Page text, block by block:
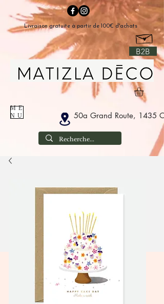
B2B
50a Grand Route, 1435
ME
NU
Livraison gratuite à partir de 100€ d'achats